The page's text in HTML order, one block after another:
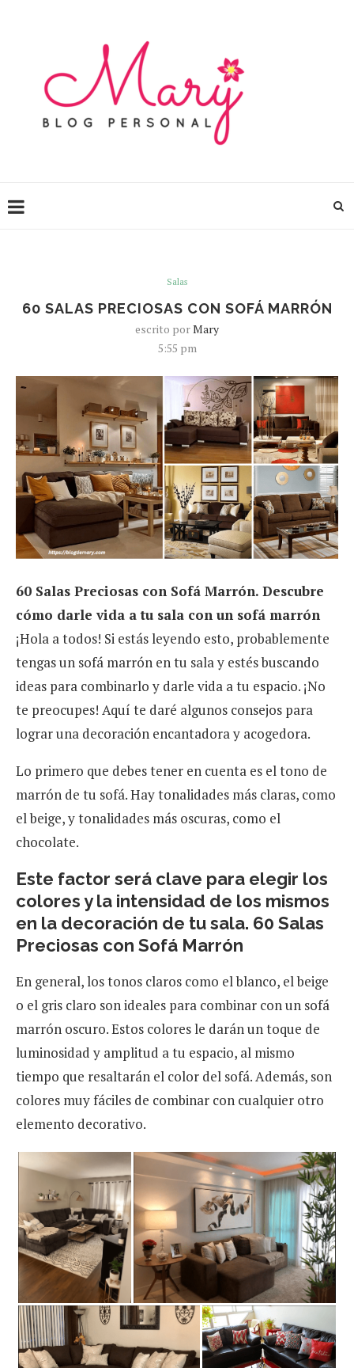
Salas
60 SALAS PRECIOSAS CON SOFÁ MARRÓN
escrito porMary
5:55 pm
60 Salas Preciosas con Sofá Marrón. Descubre
cómo darle vida a tu sala con un sofá marrón
¡Hola a todos! Si estás leyendo esto, probablemente
tengas un sofá marrón en tu sala y estés buscando
ideas para combinarlo y darle vida a tu espacio. ¡No
te preocupes! Aquí te daré algunos consejos para
lograr una decoración encantadora y acogedora.
Lo primero que debes tener en cuenta es el tono de
marrón de tu sofá. Hay tonalidades más claras, como
el beige, y tonalidades más oscuras, como el
chocolate.
Este factor será clave para elegir los
colores y la intensidad de los mismos
en la decoración de tu sala. 60 Salas
Preciosas con Sofá Marrón
En general, los tonos claros como el blanco, el beige
o el gris claro son ideales para combinar con un sofá
marrón oscuro. Estos colores le darán un toque de
luminosidad y amplitud a tu espacio, al mismo
tiempo que resaltarán el color del sofá. Además, son
colores muy fáciles de combinar con cualquier otro
elemento decorativo.